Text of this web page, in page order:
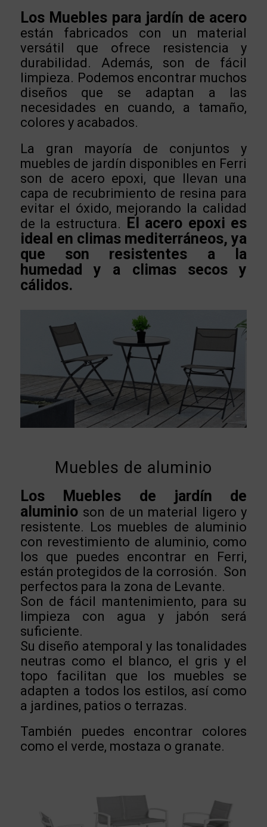
Los Muebles para jardín de acero
están fabricados con un material
versátil que ofrece resistencia y
durabilidad. Además, son de fácil
limpieza. Podemos encontrar muchos
diseños que se adaptan a las
necesidades en cuando, a tamaño,
colores y acabados.
La gran mayoría de conjuntos y
muebles de jardín disponibles en Ferri
son de acero epoxi, que llevan una
capa de recubrimiento de resina para
evitar el óxido, mejorando la calidad
de la estructura.
El acero epoxi es
ideal en climas mediterráneos, ya
que son resistentes a la
humedad y a climas secos y
cálidos.
Muebles de aluminio
Los Muebles de jardín de
aluminio son de un material ligero y
resistente. Los muebles de aluminio
con revestimiento de aluminio, como
los que puedes encontrar en Ferri,
están protegidos de la corrosión. Son
perfectos para la zona de Levante.
Son de fácil mantenimiento, para su
limpieza con agua y jabón será
suficiente.
Su diseño atemporal y las tonalidades
neutras como el blanco, el gris y el
topo facilitan que los muebles se
adapten a todos los estilos, así como
a jardines, patios o terrazas.
También puedes encontrar colores
como el verde, mostaza o granate.